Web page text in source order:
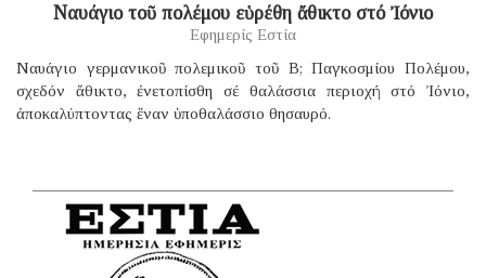
Ναυάγιο τοῦ πολέμου εὑρέθη ἄθικτο στό Ἰόνιο
Εφημερίς Εστία
Ναυάγιο γερμανικοῦ πολεμικοῦ τοῦ B; Παγκοσμίου Πολέμου,
σχεδόν ἄθικτο, ἐνετοπίσθη σέ θαλάσσια περιοχή στό Ἰόνιο,
ἀποκαλύπτοντας ἕναν ὑποθαλάσσιο θησαυρό.